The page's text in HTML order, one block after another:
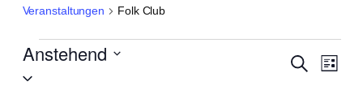
Veranstaltungen Folk Club
Veranstaltungen Suche
Liste
Anstehend
Datum